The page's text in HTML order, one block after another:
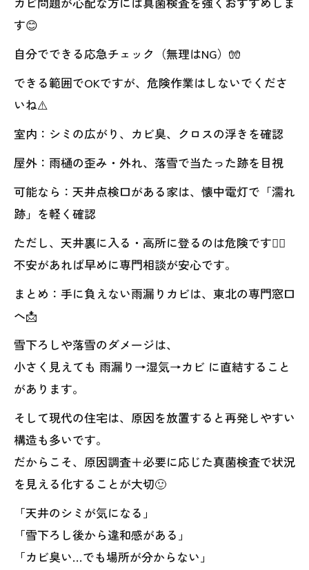
す😊
自分でできる応急チェック（無理はNG）🧤
できる範囲でOKですが、危険作業はしないでくださ
いね⚠️
室内：シミの広がり、カビ臭、クロスの浮きを確認
屋外：雨樋の歪み・外れ、落雪で当たった跡を目視
可能なら：天井点検口がある家は、懐中電灯で「濡れ
跡」を軽く確認
ただし、天井裏に入る・高所に登るのは危険です🙅‍♀️
不安があれば早めに専門相談が安心です。
まとめ：手に負えない雨漏りカビは、東北の専門窓口
へ📩
雪下ろしや落雪のダメージは、
小さく見えても 雨漏り→湿気→カビ に直結すること
があります。
そして現代の住宅は、原因を放置すると再発しやすい
構造も多いです。
だからこそ、原因調査＋必要に応じた真菌検査で状況
を見える化することが大切🙂
「天井のシミが気になる」
「雪下ろし後から違和感がある」
「カビ臭い…でも場所が分からない」